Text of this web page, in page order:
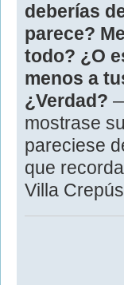
deberías
parece?
todo? ¿O
menos a
¿Verdad?
mostrase
pareciese
que
Villa